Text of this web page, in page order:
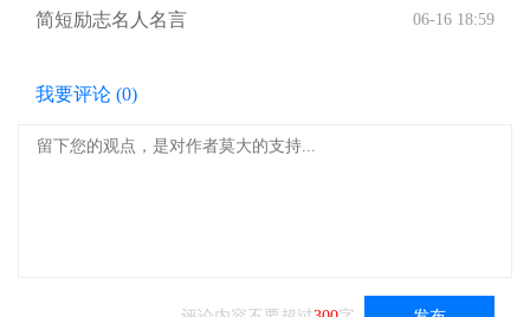
简短励志名人名言 06-16 18:59
我要评论 (0)